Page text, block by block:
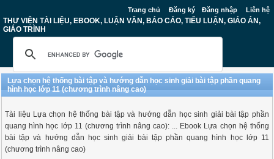
Trang chủ Đăng ký Đăng nhập Liên hệ
THƯ VIỆN TÀI LIỆU, EBOOK, LUẬN VĂN, BÁO CÁO, TIỂU LUẬN, GIÁO ÁN,
GIÁO TRÌNH
Lựa chọn hệ thống bài tập và hướng dẫn học sinh giải bài tập phần quang
hình học lớp 11 (chương trình nâng cao)
Tài liệu Lựa chọn hệ thống bài tập và hướng dẫn học sinh giải bài tập phần
quang hình học lớp 11 (chương trình nâng cao): ... Ebook Lựa chọn hệ thống
bài tập và hướng dẫn học sinh giải bài tập phần quang hình học lớp 11
(chương trình nâng cao)